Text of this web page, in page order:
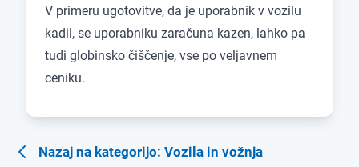
V primeru ugotovitve, da je uporabnik v vozilu
kadil, se uporabniku zaračuna kazen, lahko pa
tudi globinsko čiščenje, vse po veljavnem
ceniku.
Nazaj na kategorijo: Vozila in vožnja